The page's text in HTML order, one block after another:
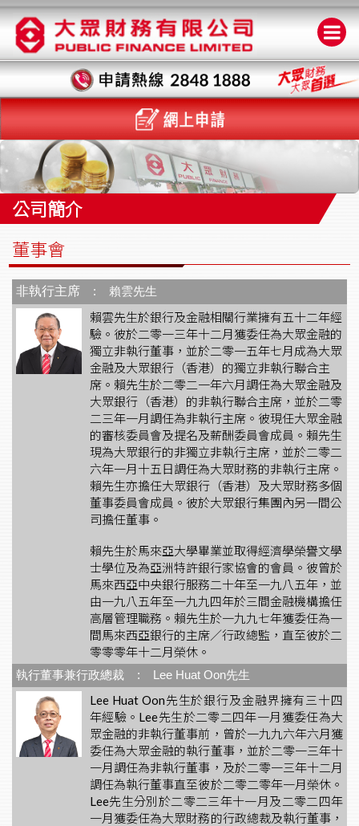
公司簡介
董事會
非執行主席 : 賴雲先生
賴雲先生於銀行及金融相關行業擁有五十二年經
驗。彼於二零一三年十二月獲委任為大眾金融的
獨立非執行董事，並於二零一五年七月成為大眾
金融及大眾銀行（香港）的獨立非執行聯合主
席。賴先生於二零二一年六月調任為大眾金融及
大眾銀行（香港）的非執行聯合主席，並於二零
二三年一月調任為非執行主席。彼現任大眾金融
的審核委員會及提名及薪酬委員會成員。賴先生
現為大眾銀行的非獨立非執行主席，並於二零二
六年一月十五日調任為大眾財務的非執行主席。
賴先生亦擔任大眾銀行（香港）及大眾財務多個
董事委員會成員。彼於大眾銀行集團內另一間公
司擔任董事。
賴先生於馬來亞大學畢業並取得經濟學榮譽文學
士學位及為亞洲特許銀行家協會的會員。彼曾於
馬來西亞中央銀行服務二十年至一九八五年，並
由一九八五年至一九九四年於三間金融機構擔任
高層管理職務。賴先生於一九九七年獲委任為一
間馬來西亞銀行的主席／行政總監，直至彼於二
零零零年十二月榮休。
執行董事兼行政總裁 : Lee Huat Oon先生
Lee Huat Oon先生於銀行及金融界擁有三十四
年經驗。Lee先生於二零二四年一月獲委任為大
眾金融的非執行董事前，曾於一九九六年六月獲
委任為大眾金融的執行董事，並於二零一三年十
一月調任為非執行董事，及於二零一三年十二月
調任為執行董事直至彼於二零二零年一月榮休。
Lee先生分別於二零二三年十一月及二零二四年
一月獲委任為大眾財務的行政總裁及執行董事，